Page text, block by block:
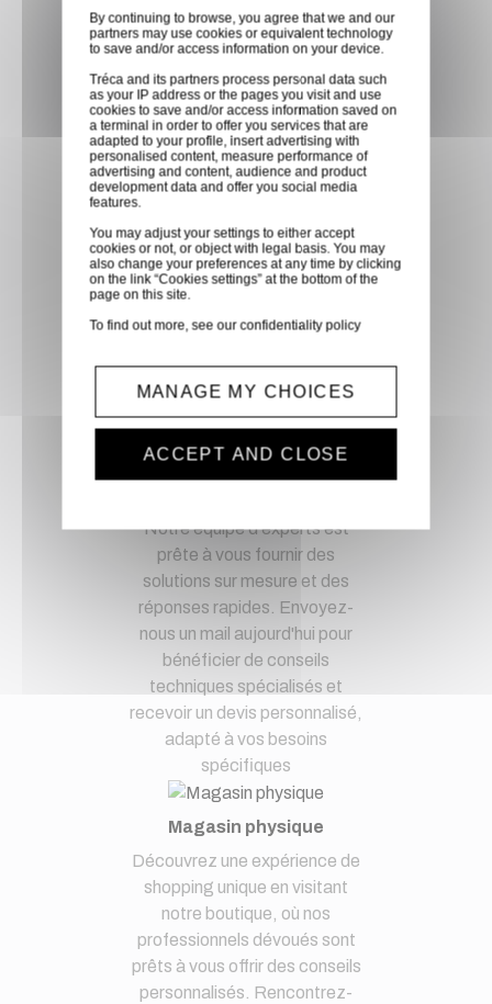
directement en magasin ou
faites vous livrer chez vous ou
dans les points relais de notre
partenaire GLS, partout en
France métropolitaine et en
Europe entre 24h et 48h après
mise à disposition des produits
Paiement sécurisé
Paiement CB, virement,
Paypal, ...
Service client
Optez pour la tranquillité
d'esprit en confiant vos
demandes techniques et devis
Notre équipe d'experts est
prête à vous fournir des
solutions sur mesure et des
réponses rapides. Envoyez-
nous un mail aujourd'hui pour
bénéficier de conseils
techniques spécialisés et
recevoir un devis personnalisé,
adapté à vos besoins
spécifiques
Magasin physique
Découvrez une expérience de
shopping unique en visitant
notre boutique, où nos
professionnels dévoués sont
prêts à vous offrir des conseils
personnalisés. Rencontrez-
By continuing to browse, you agree that we and our
partners may use cookies or equivalent technology
to save and/or access information on your device.
Tréca and its partners process personal data such
as your IP address or the pages you visit and use
cookies to save and/or access information saved on
a terminal in order to offer you services that are
adapted to your profile, insert advertising with
personalised content, measure performance of
advertising and content, audience and product
development data and offer you social media
features.
You may adjust your settings to either accept
cookies or not, or object with legal basis. You may
also change your preferences at any time by clicking
on the link “Cookies settings” at the bottom of the
page on this site.
To find out more, see ourconfidentiality policy
MANAGE MY CHOICES
ACCEPT AND CLOSE